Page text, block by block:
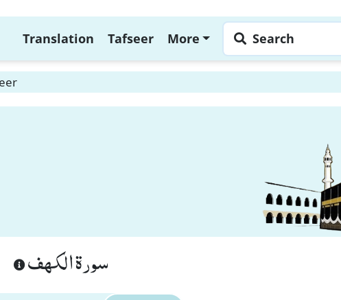
Translation Tafseer More Search
سورة الكهف